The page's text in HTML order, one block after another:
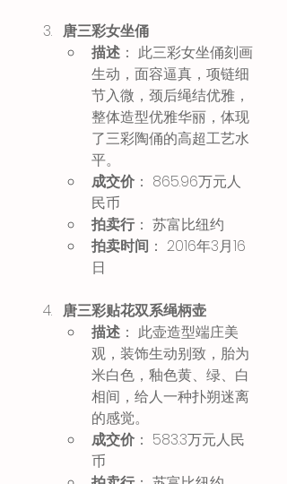
唐三彩女坐俑
描述 ： 此三彩女坐俑刻画
生动，面容逼真，项链细
节入微，颈后绳结优雅，
整体造型优雅华丽，体现
了三彩陶俑的高超工艺水
平。
成交价 ： 865.96万元人
民币
拍卖行： 苏富比纽约
拍卖时间 ： 2016年3月16
日
唐三彩贴花双系绳柄壶
描述 ： 此壶造型端庄美
观，装饰生动别致，胎为
米白色，釉色黄、绿、白
相间，给人一种扑朔迷离
的感觉。
成交价 ： 583.3万元人民
币